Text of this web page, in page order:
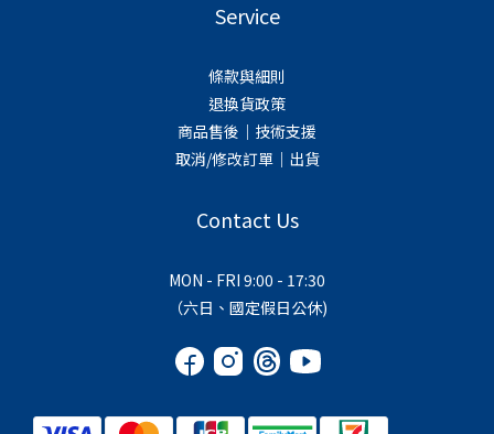
Service
條款與細則
退換貨政策
商品售後｜技術支援
取消/修改訂單｜出貨
Contact Us
MON - FRI 9:00 - 17:30
（六日、國定假日公休)